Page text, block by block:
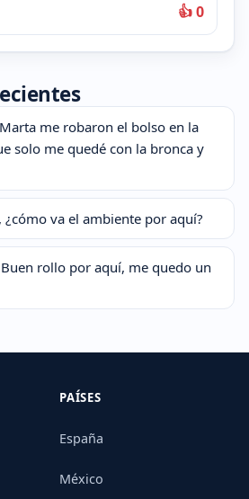
👍 0
me robaron el bolso en la
solo me quedé con la bronca y
¿cómo va el ambiente por aquí?
Buen rollo por aquí, me quedo un
PAÍSES
España
México